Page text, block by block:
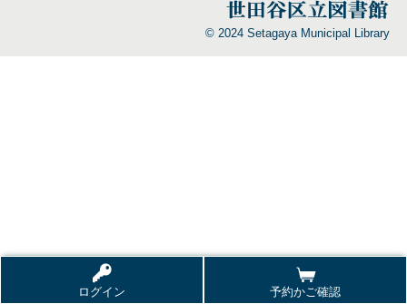
ログイン 予約かご確認
© 2024 Setagaya Municipal Library